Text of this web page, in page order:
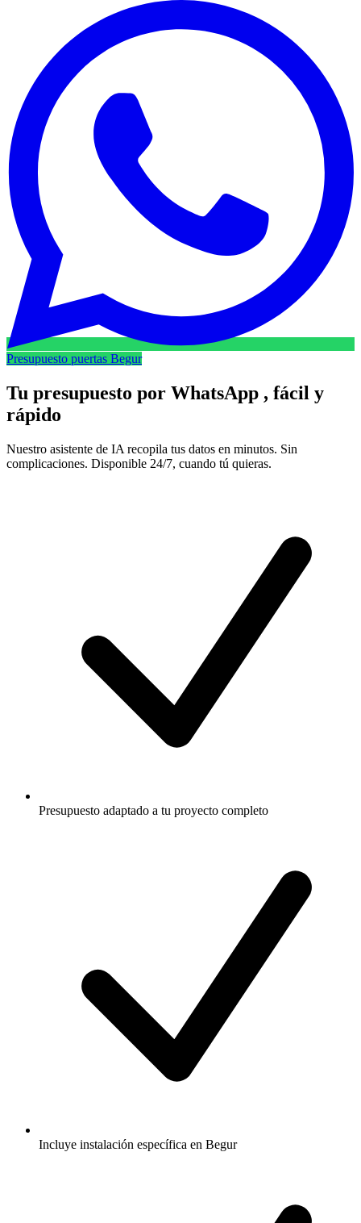
Presupuesto puertas Begur
Tu presupuesto por WhatsApp , fácil y
rápido
Nuestro asistente de IA recopila tus datos en minutos. Sin
complicaciones. Disponible 24/7, cuando tú quieras.
Presupuesto adaptado a tu proyecto completo
Incluye instalación específica en Begur